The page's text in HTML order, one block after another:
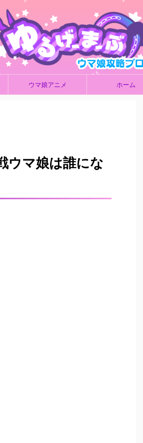
ウマ娘アニメ ホーム
ウマ娘は誰にな